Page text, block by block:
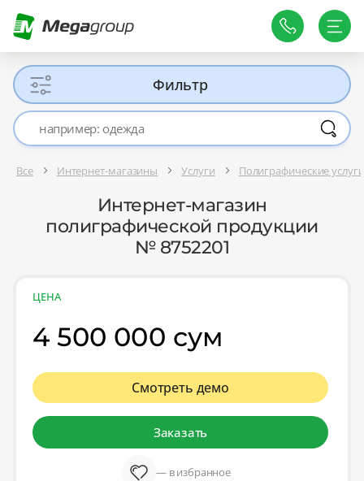
Фильтр
Все Интернет-магазины Услуги Полиграфические
Интернет-магазин
полиграфической продукции
№ 8752201
ЦЕНА
4 500 000 сум
Смотреть демо
Заказать
— в избранное